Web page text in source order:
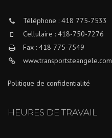
Téléphone : 418 775-7533
Cellulaire : 418-750-7276
Fax : 418 775-7549
www.transportsteangele.com
Politique de confidentialité
HEURES DE TRAVAIL